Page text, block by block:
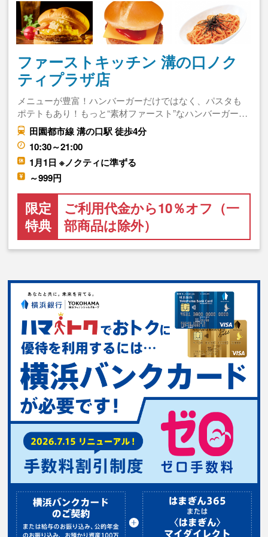
ファーストキッチン 溝の口ノク
ティプラザ店
メニューが豊富！ハンバーガーだけではなく、パスタも
ポテトもあり！もっと“素材ファースト”なハンバーガー…
田園都市線 溝の口駅 徒歩4分
10:30～21:00
1月1日 ※ノクティに準ずる
～999円
限定
特典
ご利用代金から10％オフ（一
部商品は除外）